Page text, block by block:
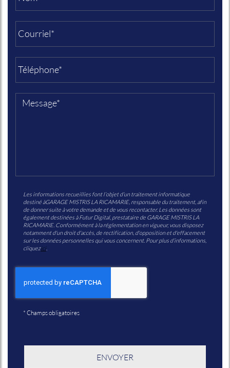
Les informations recueillies font l’objet d’un traitement informatique
destiné àGARAGE MISTRIS LA RICAMARIE, responsable du traitement, afin
de donner suite à votre demande et de vous recontacter. Les données sont
également destinées à Futur Digital, prestataire de GARAGE MISTRIS LA
RICAMARIE. Conformément à la réglementation en vigueur, vous disposez
notamment d'un droit d'accès, de rectification, d'opposition et d'effacement
sur les données personnelles qui vous concernent. Pour plus d’informations,
cliquezici.
* Champs obligatoires